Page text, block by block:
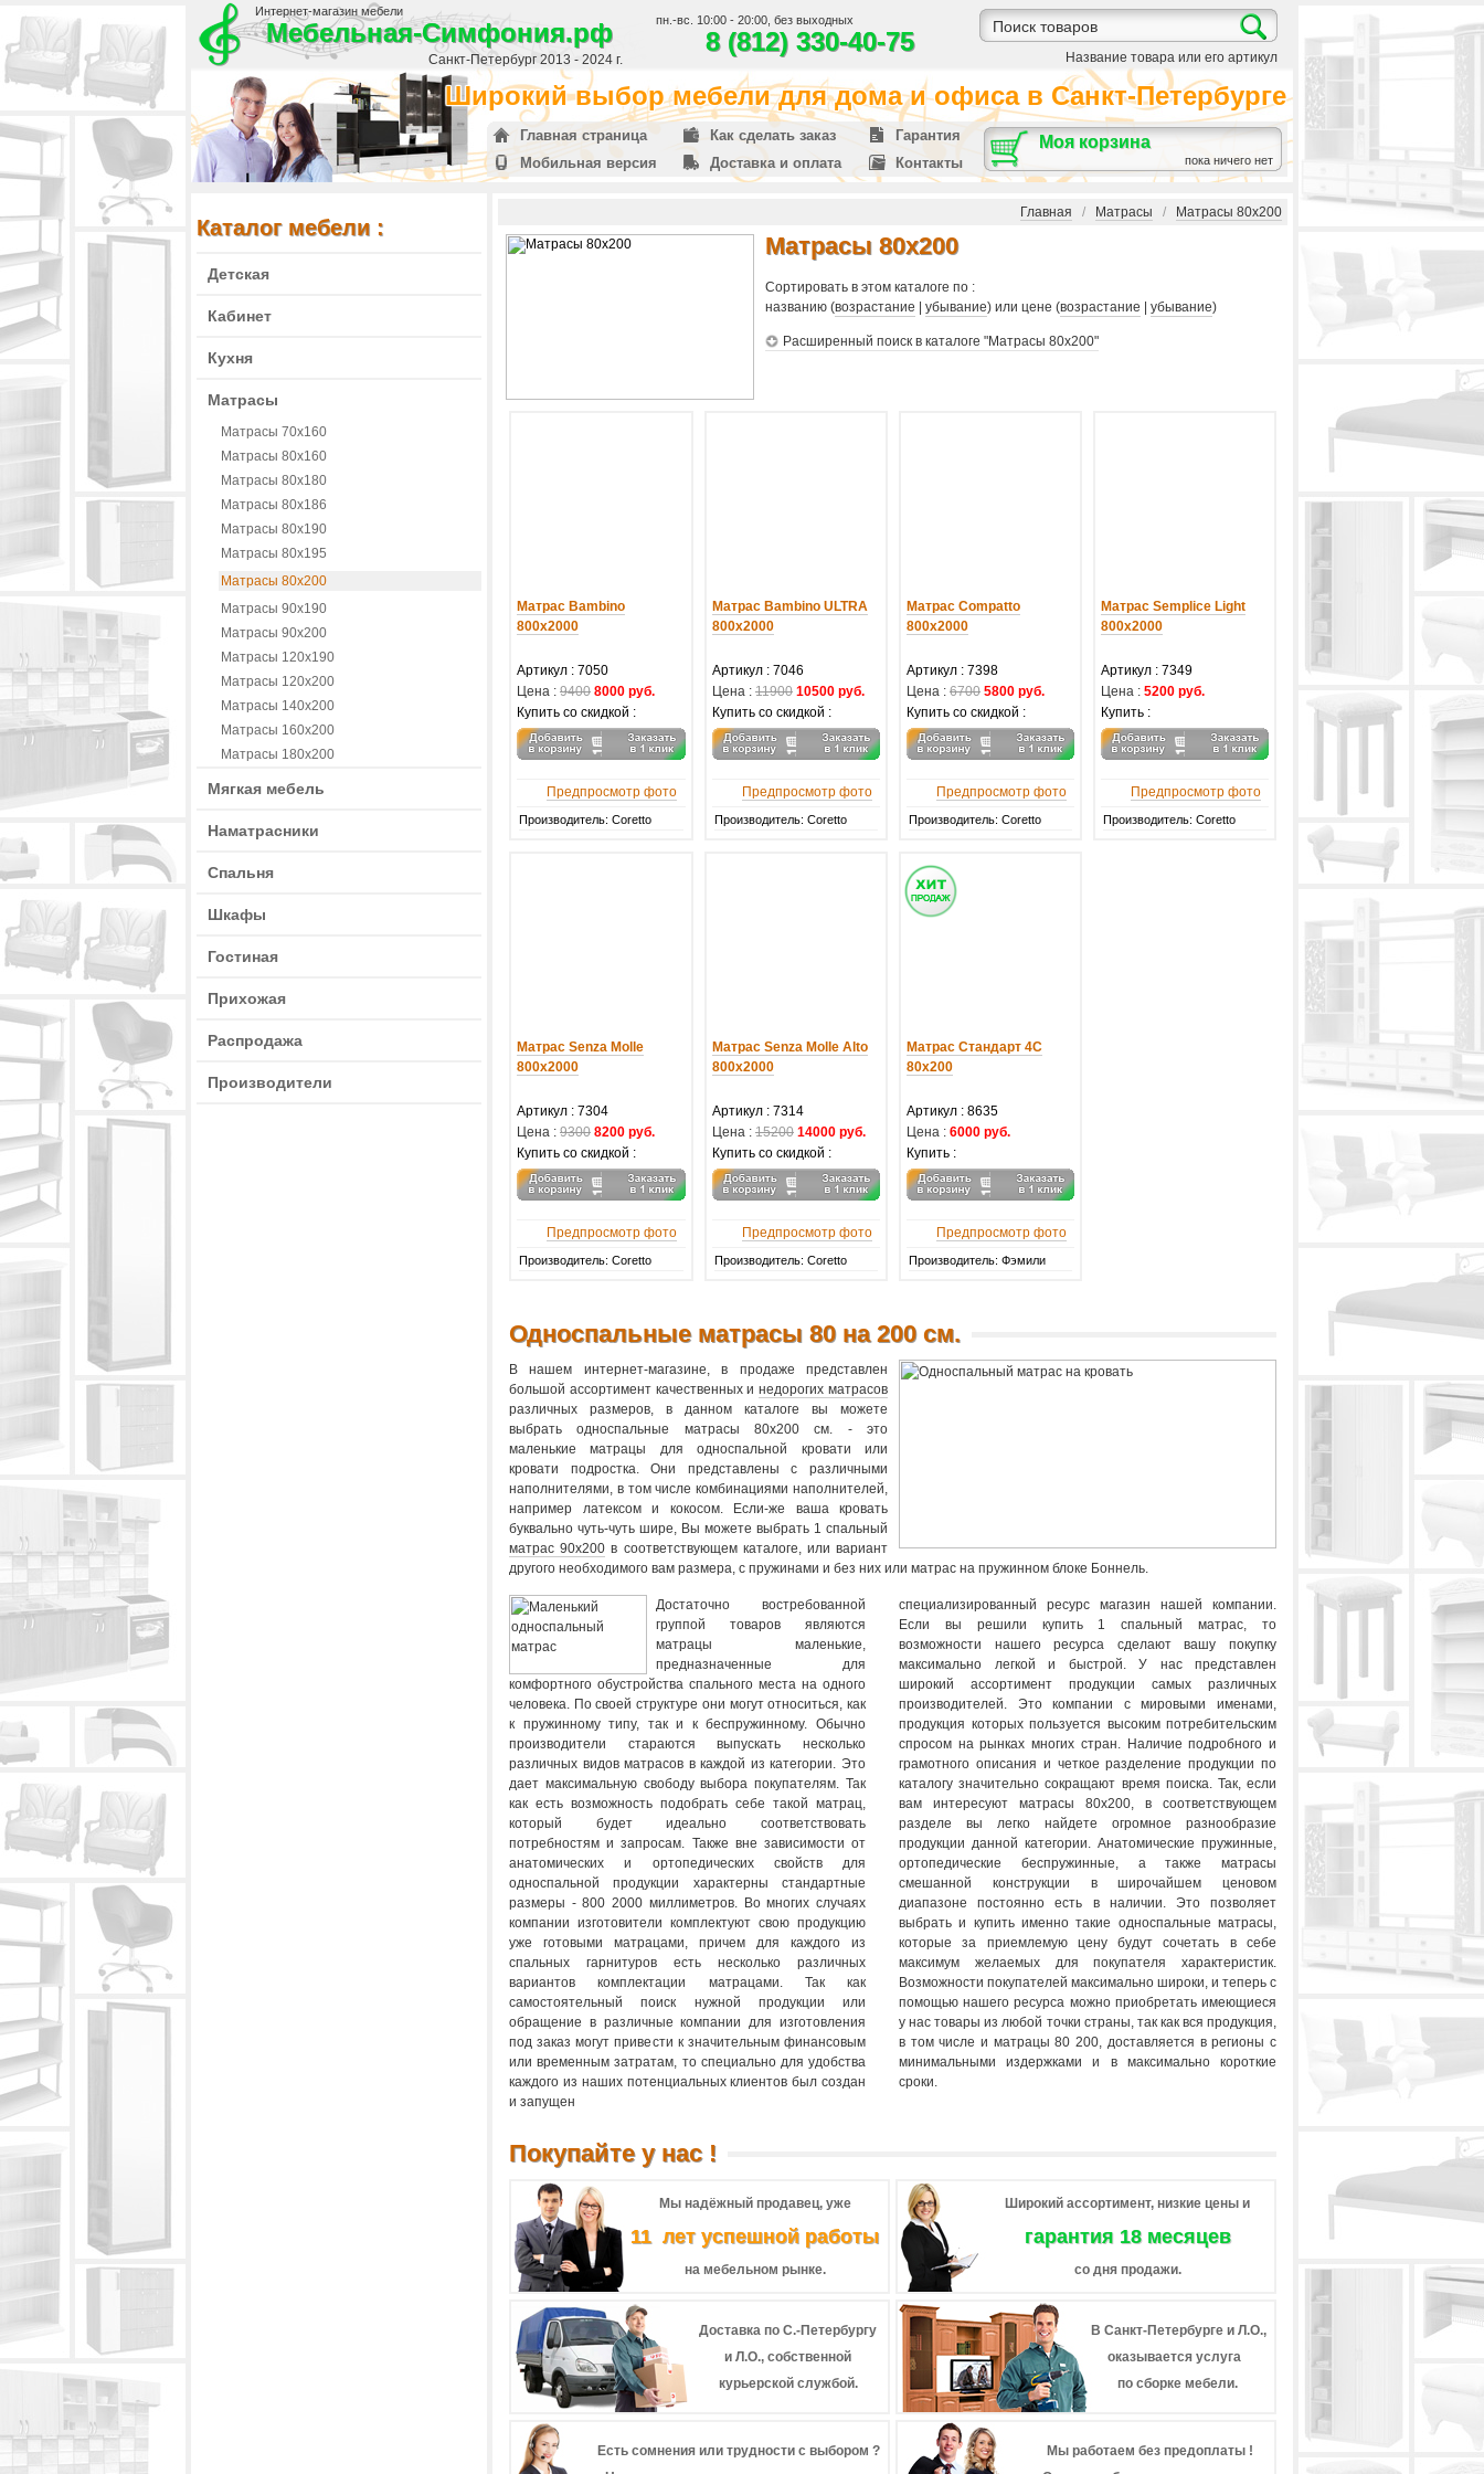
Интернет-магазин мебели
Мебельная-Симфония.рф
Санкт-Петербург 2013 - 2024 г.
пн.-вс. 10:00 - 20:00, без выходных
8 (812) 330-40-75
Название товара или его артикул
Широкий выбор мебели для дома и офиса в Санкт-Петербурге
Главная страница Как сделать заказ
Гарантия
Мобильная версия
Доставка и оплата Контакты
Моя корзина
пока ничего нет
Каталог мебели :
Детская
Кабинет
Кухня
Матрасы
Матрасы 70х160
Матрасы 80х160
Матрасы 80х180
Матрасы 80х186
Матрасы 80х190
Матрасы 80х195
Матрасы 80х200
Матрасы 90х190
Матрасы 90х200
Матрасы 120х190
Матрасы 120х200
Матрасы 140х200
Матрасы 160х200
Матрасы 180х200
Мягкая мебель
Наматрасники
Спальня
Шкафы
Гостиная
Прихожая
Распродажа
Производители
Главная / Матрасы / Матрасы 80х200
Матрасы 80х200
Сортировать в этом каталоге по :
названию (возрастание убывание) или цене (возрастание убывание)
Расширенный поиск в каталоге "Матрасы 80х200"
Матрас Bambino
800х2000
Артикул : 7050
Цена : 9400 8000 руб.
Купить со скидкой :
Предпросмотр фото
Производитель: Coretto
Матрас Bambino ULTRA
800х2000
Артикул : 7046
Цена : 11900 10500 руб.
Купить со скидкой :
Предпросмотр фото
Производитель: Coretto
Матрас Compatto
800х2000
Артикул : 7398
Цена : 6700 5800 руб.
Купить со скидкой :
Предпросмотр фото
Производитель: Coretto
Матрас Semplice Light
800х2000
Артикул : 7349
Цена : 5200 руб.
Купить :
Предпросмотр фото
Производитель: Coretto
Матрас Senza Molle
800х2000
Артикул : 7304
Цена : 9300 8200 руб.
Купить со скидкой :
Предпросмотр фото
Производитель: Coretto
Матрас Senza Molle Alto
800х2000
Артикул : 7314
Цена : 15200 14000 руб.
Купить со скидкой :
Предпросмотр фото
Производитель: Coretto
Матрас Стандарт 4С
80х200
Артикул : 8635
Цена : 6000 руб.
Купить :
Предпросмотр фото
Производитель: Фэмили
Односпальные матрасы 80 на 200 см.
В нашем интернет-магазине, в продаже представлен
большой ассортимент качественных инедорогих матрасов
различных размеров, в данном каталоге вы можете
выбрать односпальные матрасы 80х200 см. - это
маленькие матрацы для односпальной кровати или
кровати подростка. Они представлены с различными
наполнителями, в том числе комбинациями наполнителей,
например латексом и кокосом. Если-же ваша кровать
буквально чуть-чуть шире, Вы можете выбрать 1 спальный
матрас 90х200 в соответствующем каталоге, или вариант
другого необходимого вам размера, с пружинами и без них или матрас на пружинном блоке Боннель.
Достаточно востребованной
группой товаров являются
матрацы маленькие,
предназначенные для
комфортного обустройства спального места на одного
человека. По своей структуре они могут относиться, как
к пружинному типу, так и к беспружинному. Обычно
производители стараются выпускать несколько
различных видов матрасов в каждой из категории. Это
дает максимальную свободу выбора покупателям. Так
как есть возможность подобрать себе такой матрац,
который будет идеально соответствовать
потребностям и запросам. Также вне зависимости от
анатомических и ортопедических свойств для
односпальной продукции характерны стандартные
размеры - 800 2000 миллиметров. Во многих случаях
компании изготовители комплектуют свою продукцию
уже готовыми матрацами, причем для каждого из
спальных гарнитуров есть несколько различных
вариантов комплектации матрацами. Так как
самостоятельный поиск нужной продукции или
обращение в различные компании для изготовления
под заказ могут привести к значительным финансовым
или временным затратам, то специально для удобства
каждого из наших потенциальных клиентов был создан
и запущен
специализированный ресурс магазин нашей компании.
Если вы решили купить 1 спальный матрас, то
возможности нашего ресурса сделают вашу покупку
максимально легкой и быстрой. У нас представлен
широкий ассортимент продукции самых различных
производителей. Это компании с мировыми именами,
продукция которых пользуется высоким потребительским
спросом на рынках многих стран. Наличие подробного и
грамотного описания и четкое разделение продукции по
каталогу значительно сокращают время поиска. Так, если
вам интересуют матрасы 80х200, в соответствующем
разделе вы легко найдете огромное разнообразие
продукции данной категории. Анатомические пружинные,
ортопедические беспружинные, а также матрасы
смешанной конструкции в широчайшем ценовом
диапазоне постоянно есть в наличии. Это позволяет
выбрать и купить именно такие односпальные матрасы,
которые за приемлемую цену будут сочетать в себе
максимум желаемых для покупателя характеристик.
Возможности покупателей максимально широки, и теперь с
помощью нашего ресурса можно приобретать имеющиеся
у нас товары из любой точки страны, так как вся продукция,
в том числе и матрацы 80 200, доставляется в регионы с
минимальными издержками и в максимально короткие
сроки.
Покупайте у нас !
Мы надёжный продавец, уже
11 лет успешной работы
на мебельном рынке.
Широкий ассортимент, низкие цены и
гарантия 18 месяцев
со дня продажи.
Доставка по С.-Петербургу
и Л.О., собственной
курьерской службой.
В Санкт-Петербурге и Л.О.,
оказывается услуга
по сборке мебели.
Есть сомнения или трудности с выбором ?
Мы работаем без предоплаты !